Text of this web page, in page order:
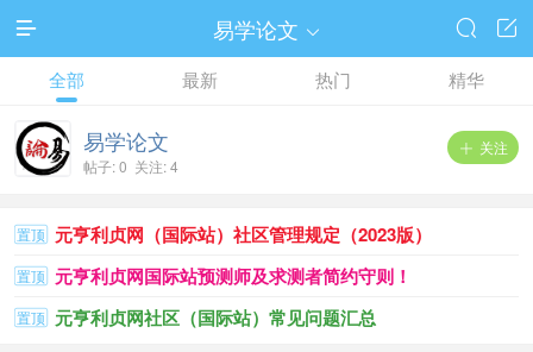
 易学论文  

全部 最新 热门 精华
 关注
易学论文
帖子: 0 关注: 4
置顶 元亨利贞网（国际站）社区管理规定（2023版）
置顶 元亨利贞网国际站预测师及求测者简约守则！
置顶 元亨利贞网社区（国际站）常见问题汇总